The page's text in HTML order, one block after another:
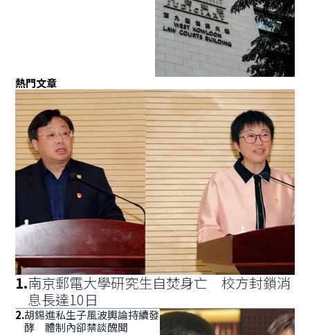
熱門文章
1.南京郵電大學研究生自焚身亡 校方封鎖消
息長達10日
2.胡錫進私生子風波輿論持續發
酵 體制內卻禁談醜聞